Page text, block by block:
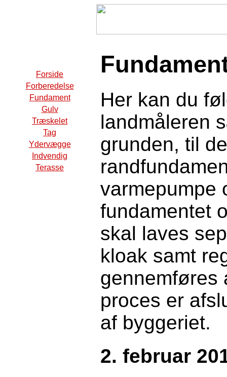
Forside
Forberedelse
Fundament
Gulv
Træskelet
Tag
Ydervægge
Indvendig
Terasse
Her kan du
landmåleren
grunden, til
varmepumpe
fundamentet
skal laves
kloak samt
gennemføres
proces er
af byggeriet.
2. februar